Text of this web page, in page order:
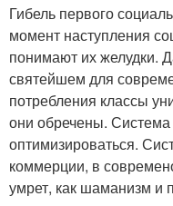
Гибель первого
момент наступления
понимают их желудки.
святейшем для
потребления классы
они обречены. Система
оптимизироваться.
коммерции, в
умрет, как шаманизм и